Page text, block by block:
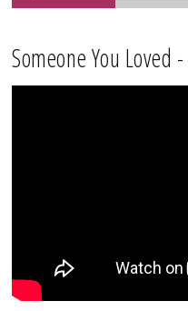
Someone You Loved